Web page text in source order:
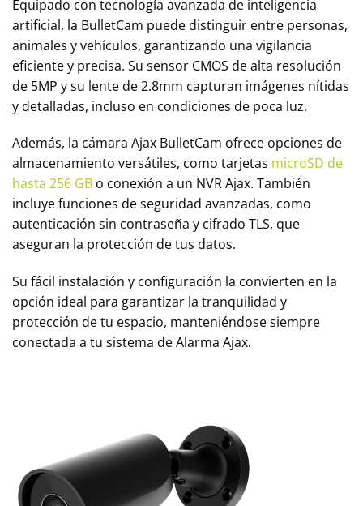
Equipado con tecnología avanzada de inteligencia
artificial, la BulletCam puede distinguir entre personas,
animales y vehículos, garantizando una vigilancia
eficiente y precisa. Su sensor CMOS de alta resolución
de 5MP y su lente de 2.8mm capturan imágenes nítidas
y detalladas, incluso en condiciones de poca luz.
Además, la cámara Ajax BulletCam ofrece opciones de
almacenamiento versátiles, como tarjetas microSD de
hasta 256 GB o conexión a un NVR Ajax. También
incluye funciones de seguridad avanzadas, como
autenticación sin contraseña y cifrado TLS, que
aseguran la protección de tus datos.
Su fácil instalación y configuración la convierten en la
opción ideal para garantizar la tranquilidad y
protección de tu espacio, manteniéndose siempre
conectada a tu sistema de Alarma Ajax.